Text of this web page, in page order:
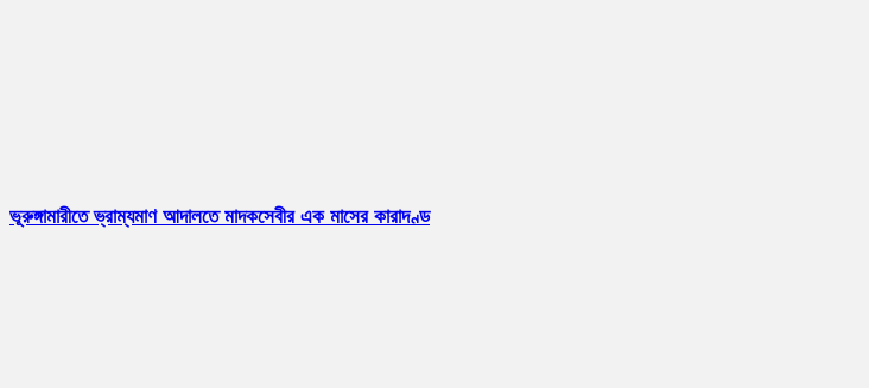
ভূরুঙ্গামারীতে ভ্রাম্যমাণ আদালতে মাদকসেবীর এক মাসের কারাদণ্ড